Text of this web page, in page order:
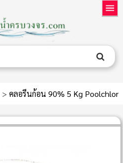
> คลอรีนก้อน 90% 5 Kg Poolchlor